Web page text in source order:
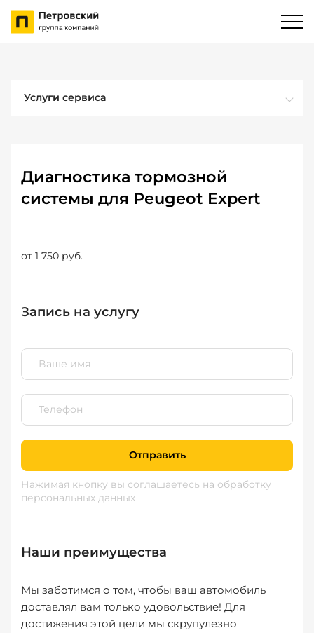
Услуги сервиса
Диагностика тормозной
системы для Peugeot Expert
от 1 750 руб.
Запись на услугу
Отправить
Нажимая кнопку вы соглашаетесь на обработку
персональных данных
Наши преимущества
Мы заботимся о том, чтобы ваш автомобиль
доставлял вам только удовольствие! Для
достижения этой цели мы скрупулезно